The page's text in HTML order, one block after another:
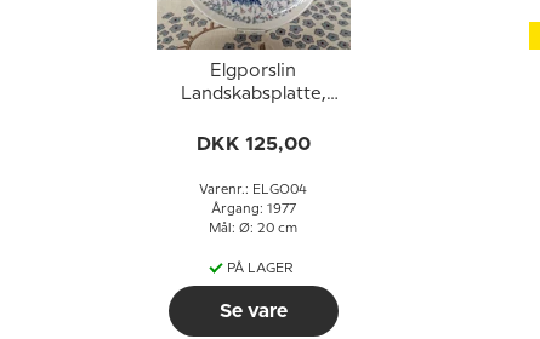
Elgporslin
Landskabsplatte,
DKK 125,00
Varenr.: ELGO04
Årgang: 1977
Mål: Ø: 20 cm
PÅ LAGER
Se vare